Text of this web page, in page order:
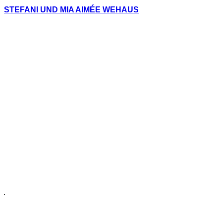
STEFANI UND MIA AIMÉE WEHAUS